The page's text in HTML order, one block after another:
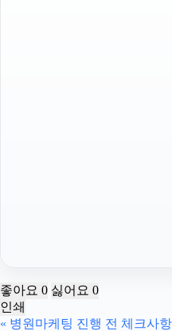
좋아요 0 싫어요 0
인쇄
« 병원마케팅 진행 전 체크사